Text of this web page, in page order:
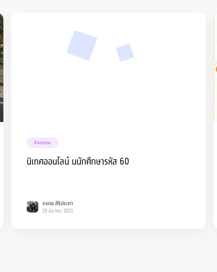
กิจกรรม
นิเทศออนไลน์ นนักศึกษารหัส 60
จงกล ศิริประภา
19 มีนาคม 2021